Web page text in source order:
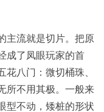
主流就是切片。把原
成了凤眼玩家的首
八门：微切桶珠、
所不用其极。一般来
型不动，矮桩的形状